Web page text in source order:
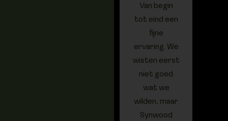
Van begin
tot eind een
fijne
ervaring. We
wisten eerst
niet goed
wat we
wilden, maar
Synwood